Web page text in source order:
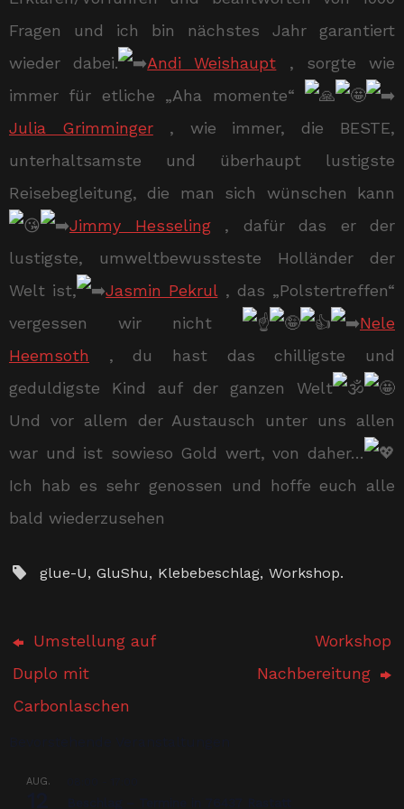
Fragen und ich bin nächstes Jahr garantiert
wieder dabei.
Andi Weishaupt , sorgte wie
immer für etliche „Aha momente“
Julia Grimminger, wie immer, die BESTE,
unterhaltsamste und überhaupt lustigste
Reisebegleitung, die man sich wünschen kann
Jimmy Hesseling, dafür das er der
lustigste, umweltbewussteste Holländer der
Welt ist,
Jasmin Pekrul, das „Polstertreffen“
vergessen wir nicht
Nele
Heemsoth , du hast das chilligste und
geduldigste Kind auf der ganzen Welt
Und vor allem der Austausch unter uns allen
war und ist sowieso Gold wert, von daher…
Ich hab es sehr genossen und hoffe euch alle
bald wiederzusehen
glue-U,GluShu, Klebebeschlag,Workshop.
Umstellung auf
Duplo mit
Carbonlaschen
Workshop
Nachbereitung
AUG.